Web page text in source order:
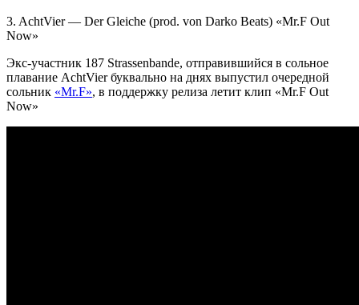
3. AchtVier — Der Gleiche (prod. von Darko Beats) «Mr.F Out
Now»
Экс-участник 187 Strassenbande, отправившийся в сольное
плавание AchtVierбуквально на днях выпустил очередной
сольник «Mr.F», в поддержку релиза летит клип «Mr.F Out
Now»